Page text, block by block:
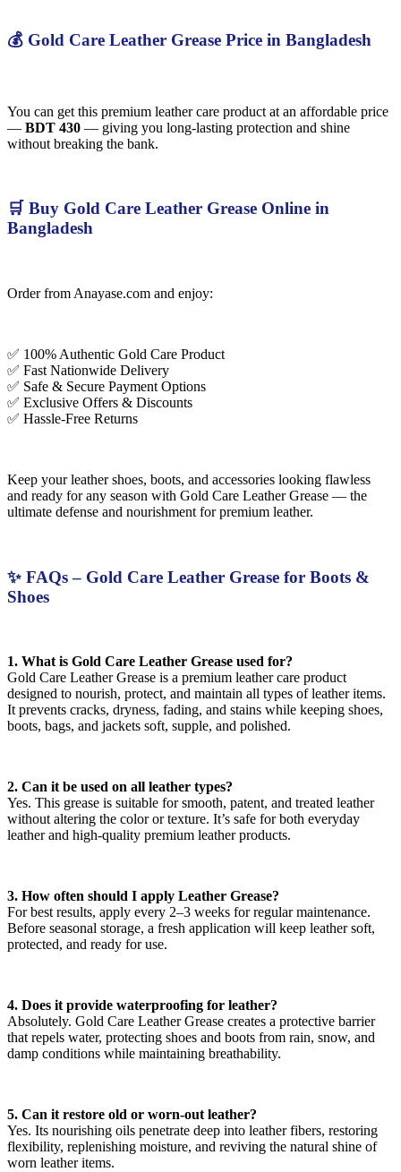
💰 Gold Care Leather Grease Price in Bangladesh
You can get this premium leather care product at an affordable price
— BDT 430 — giving you long-lasting protection and shine
without breaking the bank.
🛒 Buy Gold Care Leather Grease Online in
Bangladesh
Order from Anayase.com and enjoy:
✅ 100% Authentic Gold Care Product
✅ Fast Nationwide Delivery
✅ Safe & Secure Payment Options
✅ Exclusive Offers & Discounts
✅ Hassle-Free Returns
Keep your leather shoes, boots, and accessories looking flawless
and ready for any season with Gold Care Leather Grease — the
ultimate defense and nourishment for premium leather.
✨ FAQs – Gold Care Leather Grease for Boots &
Shoes
1. What is Gold Care Leather Grease used for?
Gold Care Leather Grease is a premium leather care product
designed to nourish, protect, and maintain all types of leather items.
It prevents cracks, dryness, fading, and stains while keeping shoes,
boots, bags, and jackets soft, supple, and polished.
2. Can it be used on all leather types?
Yes. This grease is suitable for smooth, patent, and treated leather
without altering the color or texture. It’s safe for both everyday
leather and high-quality premium leather products.
3. How often should I apply Leather Grease?
For best results, apply every 2–3 weeks for regular maintenance.
Before seasonal storage, a fresh application will keep leather soft,
protected, and ready for use.
4. Does it provide waterproofing for leather?
Absolutely. Gold Care Leather Grease creates a protective barrier
that repels water, protecting shoes and boots from rain, snow, and
damp conditions while maintaining breathability.
5. Can it restore old or worn-out leather?
Yes. Its nourishing oils penetrate deep into leather fibers, restoring
flexibility, replenishing moisture, and reviving the natural shine of
worn leather items.